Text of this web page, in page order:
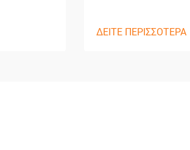
ΔΕΙΤΕ ΠΕΡΙΣΣΟΤΕΡΑ